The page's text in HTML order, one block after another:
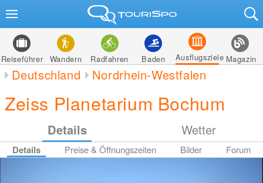
Reiseführer Wandern Radfahren Baden Ausflugsziele Magazin
Deutschland Nordrhein-Westfalen
Zeiss Planetarium Bochum
Details Wetter
Details Preise & Öffnungszeiten Bilder Forum